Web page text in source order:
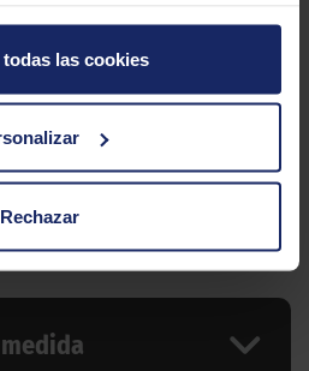
las cookies
Rechazar
PT2A